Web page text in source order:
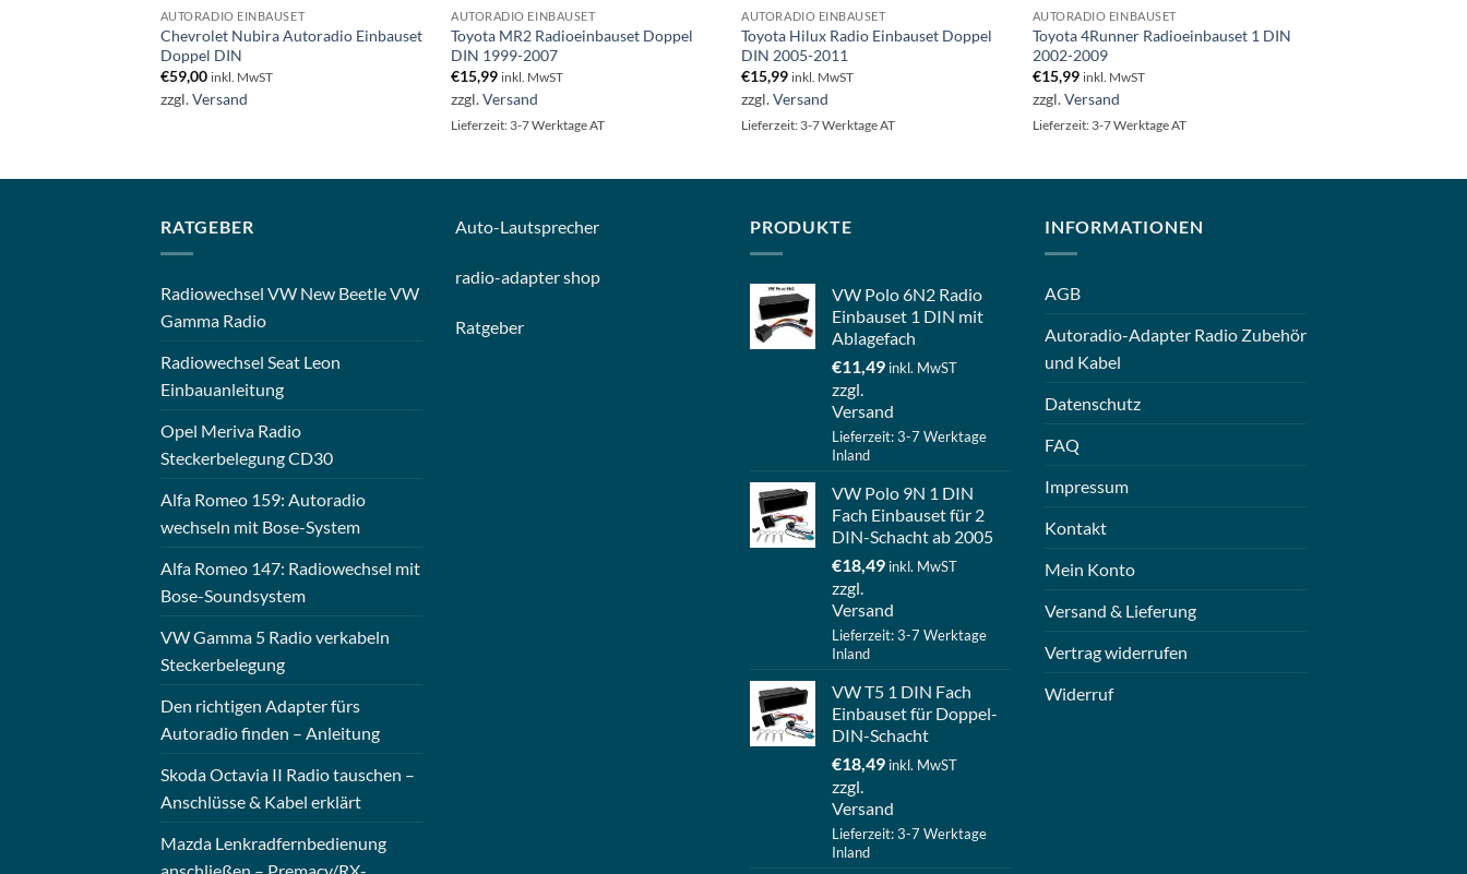
AUTORADIO EINBAUSET
Chevrolet Nubira Autoradio Einbauset
Doppel DIN
€59,00 inkl. MwST
zzgl.Versand
AUTORADIO EINBAUSET
Toyota MR2 Radioeinbauset Doppel
DIN 1999-2007
€15,99 inkl. MwST
zzgl.Versand
Lieferzeit: 3-7 Werktage AT
AUTORADIO EINBAUSET
Toyota Hilux Radio Einbauset Doppel
DIN 2005-2011
€15,99 inkl. MwST
zzgl.Versand
Lieferzeit: 3-7 Werktage AT
AUTORADIO EINBAUSET
Toyota 4Runner Radioeinbauset 1 DIN
2002-2009
€15,99 inkl. MwST
zzgl.Versand
Lieferzeit: 3-7 Werktage AT
RATGEBER
Radiowechsel VW New Beetle VW
Gamma Radio
Radiowechsel Seat Leon
Einbauanleitung
Opel Meriva Radio
Steckerbelegung CD30
Alfa Romeo 159: Autoradio
wechseln mit Bose-System
Alfa Romeo 147: Radiowechsel mit
Bose-Soundsystem
VW Gamma 5 Radio verkabeln
Steckerbelegung
Den richtigen Adapter fürs
Autoradio finden – Anleitung
Skoda Octavia II Radio tauschen –
Anschlüsse & Kabel erklärt
Mazda Lenkradfernbedienung
Auto-Lautsprecher
radio-adapter shop
Ratgeber
PRODUKTE
VW Polo 6N2 Radio
Einbauset 1 DIN mit
Ablagefach
€11,49 inkl. MwST
zzgl.
Versand
Lieferzeit: 3-7 Werktage
Inland
VW Polo 9N 1 DIN
Fach Einbauset für 2
DIN-Schacht ab 2005
€18,49 inkl. MwST
zzgl.
Versand
Lieferzeit: 3-7 Werktage
Inland
VW T5 1 DIN Fach
Einbauset für Doppel-
DIN-Schacht
€18,49 inkl. MwST
zzgl.
Versand
Lieferzeit: 3-7 Werktage
Inland
INFORMATIONEN
AGB
Autoradio-Adapter Radio Zubehör
und Kabel
Datenschutz
FAQ
Impressum
Kontakt
Mein Konto
Versand & Lieferung
Vertrag widerrufen
Widerruf